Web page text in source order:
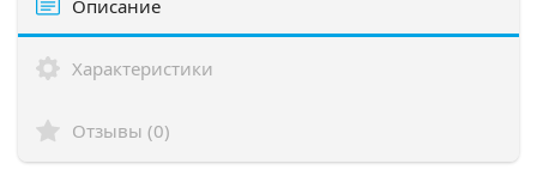
Описание
Характеристики
Отзывы (0)